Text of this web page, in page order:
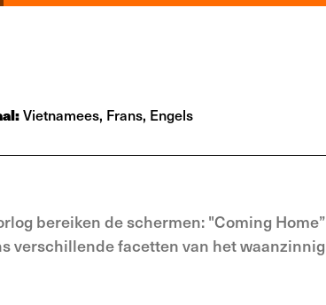
Vietnamees, Frans, Engels
bereiken de schermen: "Coming Home”
verschillende facetten van het waanzinnig